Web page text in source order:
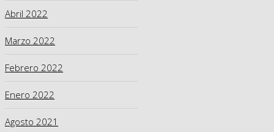
Abril 2022
Marzo 2022
Febrero 2022
Enero 2022
Agosto 2021